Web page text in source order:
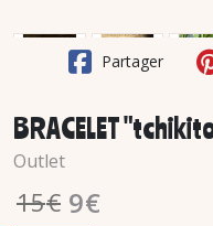
Partager
BRACELET
Outlet
15€ 9€